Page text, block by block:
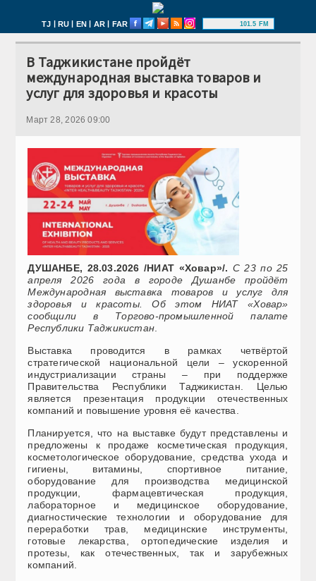
TJ | RU | EN | AR | FAR 101.5 FM
В Таджикистане пройдёт
международная выставка товаров и
услуг для здоровья и красоты
Март 28, 2026 09:00
ДУШАНБЕ, 28.03.2026 /НИАТ «Ховар»/. С 23 по 25
апреля 2026 года в городе Душанбе пройдёт
Международная выставка товаров и услуг для
здоровья и красоты. Об этом НИАТ «Ховар»
сообщили в Торгово-промышленной палате
Республики Таджикистан.
Выставка проводится в рамках четвёртой
стратегической национальной цели – ускоренной
индустриализации страны – при поддержке
Правительства Республики Таджикистан. Целью
является презентация продукции отечественных
компаний и повышение уровня её качества.
Планируется, что на выставке будут представлены и
предложены к продаже косметическая продукция,
косметологическое оборудование, средства ухода и
гигиены, витамины, спортивное питание,
оборудование для производства медицинской
продукции, фармацевтическая продукция,
лабораторное и медицинское оборудование,
диагностические технологии и оборудование для
переработки трав, медицинские инструменты,
готовые лекарства, ортопедические изделия и
протезы, как отечественных, так и зарубежных
компаний.